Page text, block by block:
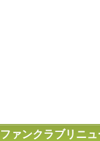
ファンクラブリニ